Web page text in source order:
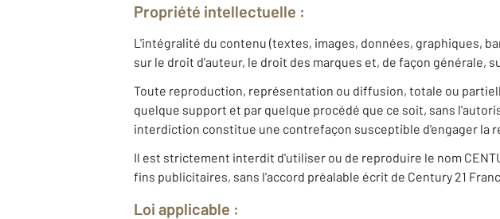
Propriété intellectuelle :
L'intégralité du contenu (textes, images, données, graphiques,
sur le droit d'auteur, le droit des marques et, de façon générale,
Toute reproduction, représentation ou diffusion, totale ou
quelque support et par quelque procédé que ce soit, sans
interdiction constitue une contrefaçon susceptible d'engager la
Il est strictement interdit d'utiliser ou de reproduire le nom
fins publicitaires, sans l'accord préalable écrit de Century 21
Loi applicable :